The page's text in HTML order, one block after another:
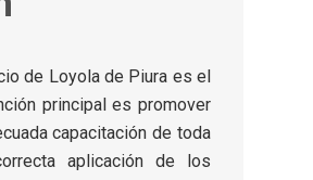
de Loyola de Piura es el
principal es promover
capacitación de toda
aplicación de los